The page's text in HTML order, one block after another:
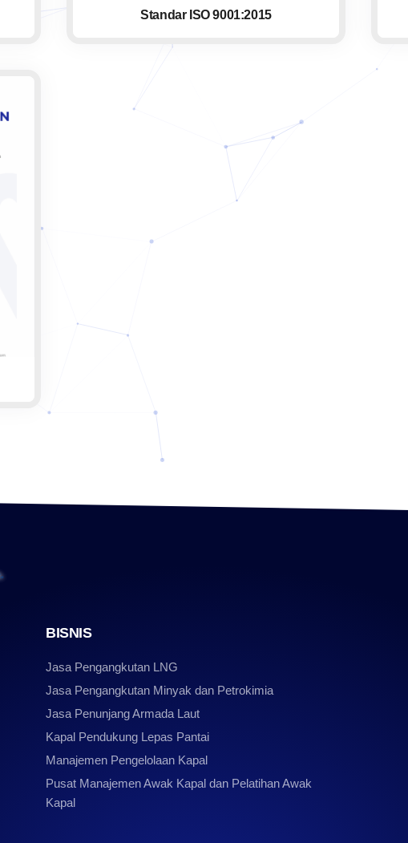
Standar ISO 9001:2015
BISNIS
Jasa Pengangkutan LNG
Jasa Pengangkutan Minyak dan Petrokimia
Jasa Penunjang Armada Laut
Kapal Pendukung Lepas Pantai
Manajemen Pengelolaan Kapal
Pusat Manajemen Awak Kapal dan Pelatihan Awak
Kapal